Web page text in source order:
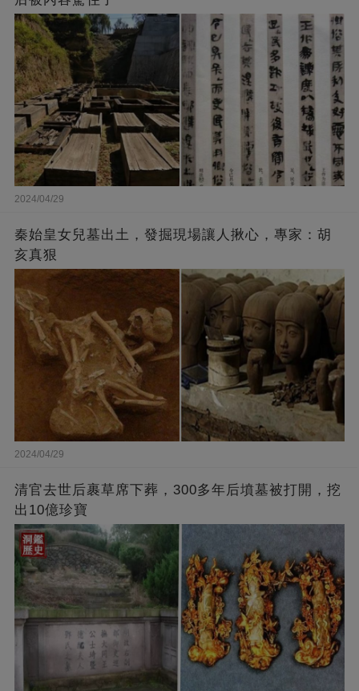
2024/04/29
秦始皇女兒墓出土，發掘現場讓人揪心，專家：胡
亥真狠
2024/04/29
清官去世后裹草席下葬，300多年后墳墓被打開，挖
出10億珍寶